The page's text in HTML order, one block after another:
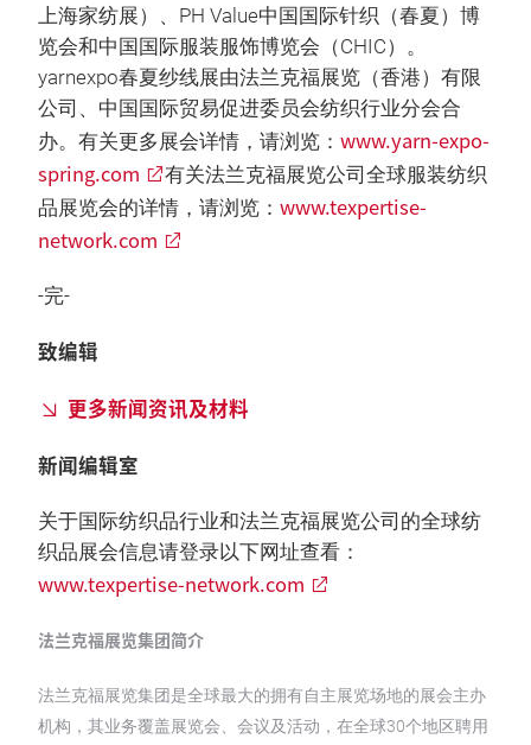
上海家纺展）、PH Value中国国际针织（春夏）博
览会和中国国际服装服饰博览会（CHIC）。
yarnexpo春夏纱线展由法兰克福展览（香港）有限
公司、中国国际贸易促进委员会纺织行业分会合
办。有关更多展会详情，请浏览： www.yarn-expo-
spring.com
有关法兰克福展览公司全球服装纺织
品展览会的详情，请浏览： www.texpertise-
network.com
-完-
致编辑
更多新闻资讯及材料
新闻编辑室
关于国际纺织品行业和法兰克福展览公司的全球纺
织品展会信息请登录以下网址查看：
www.texpertise-network.com
法兰克福展览集团简介
法兰克福展览集团是全球最大的拥有自主展览场地的展会主办
机构，其业务覆盖展览会、会议及活动，在全球30个地区聘用